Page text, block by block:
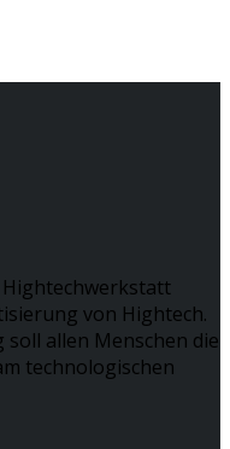
Hightechwerkstatt
von Hightech.
allen Menschen die
technologischen